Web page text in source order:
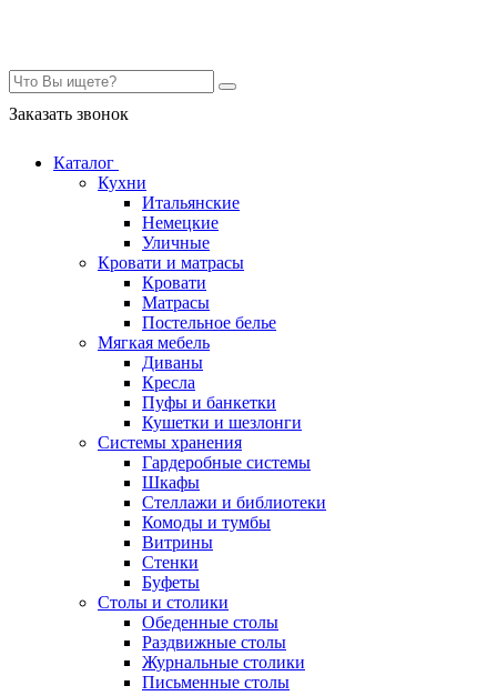
Заказать звонок
Каталог
Кухни
Итальянские
Немецкие
Уличные
Кровати и матрасы
Кровати
Матрасы
Постельное белье
Мягкая мебель
Диваны
Кресла
Пуфы и банкетки
Кушетки и шезлонги
Системы хранения
Гардеробные системы
Шкафы
Стеллажи и библиотеки
Комоды и тумбы
Витрины
Стенки
Буфеты
Столы и столики
Обеденные столы
Раздвижные столы
Журнальные столики
Письменные столы